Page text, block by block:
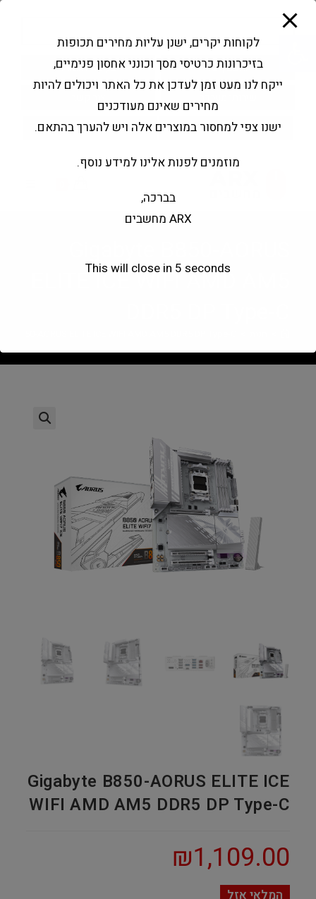
פתח סרגל נגישות
Products
search
החשבון שלי בקשה להצעה
ELITE ICE WIFI AMD AM5
Gigabyte B850-AORUS ELITE ICE
WIFI AMD AM5 DDR5 DP Type-C
₪1,109.00
המלאי אזל
לקוחות יקרים, ישנן עליות מחירים תכופות
בזיכרונות כרטיסי מסך וכונני אחסון פנימיים,
ייקח לנו מעט זמן לעדכן את כל האתר ויכולים להיות
מחירים שאינם מעודכנים
ישנו צפי למחסור במוצרים אלה ויש להערך בהתאם.
מוזמנים לפנות אלינו למידע נוסף.
בברכה,
ARX מחשבים
This will close in 5 seconds